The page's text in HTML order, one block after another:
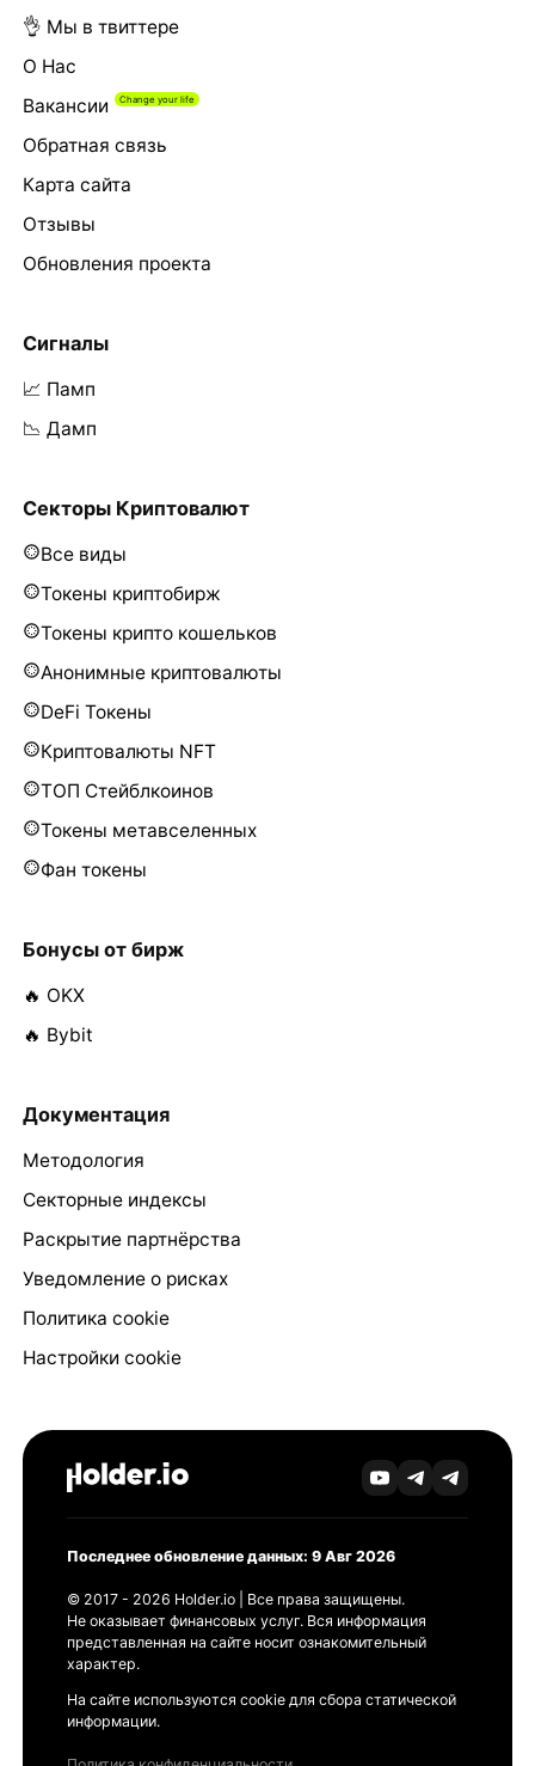
👌 Мы в твиттере
О Нас
Вакансии
Обратная связь
Карта сайта
Отзывы
Обновления проекта
Сигналы
📈 Памп
📉 Дамп
Секторы Криптовалют
Все виды
Токены криптобирж
Токены крипто кошельков
Анонимные криптовалюты
DeFi Токены
Криптовалюты NFT
ТОП Стейблкоинов
Токены метавселенных
Фан токены
Бонусы от бирж
🔥 OKX
🔥 Bybit
Документация
Методология
Секторные индексы
Раскрытие партнёрства
Уведомление о рисках
Политика cookie
Настройки cookie
Последнее обновление данных: 9 Авг 2026
© 2017 - 2026 Holder.io | Все права защищены.
Не оказывает финансовых услуг. Вся информация
представленная на сайте носит ознакомительный
характер.
На сайте используются cookie для сбора статической
информации.